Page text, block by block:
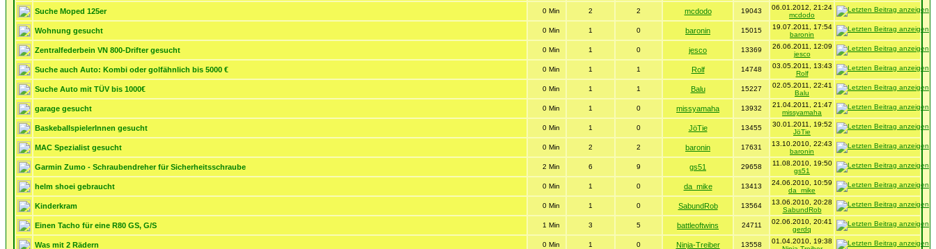
Suche Moped 125er 0 Min 2 2 mcdodo 19043
06.01.2012, 21:24
mcdodo
Wohnung gesucht 0 Min 1 0 baronin 15015
19.07.2011, 17:54
baronin
Zentralfederbein VN 800-Drifter gesucht 0 Min 1 0 jesco 13369
26.06.2011, 12:09
jesco
Suche auch Auto: Kombi oder golfähnlich bis 5000 € 0 Min 1 1 Rolf 14748
03.05.2011, 13:43
Rolf
Suche Auto mit TÜV bis 1000€ 0 Min 1 1 Balu 15227
02.05.2011, 22:41
Balu
garage gesucht 0 Min 1 0 missyamaha 13932
21.04.2011, 21:47
missyamaha
BaskeballspielerInnen gesucht 0 Min 1 0 JöTie 13455
30.01.2011, 19:52
JöTie
MAC Spezialist gesucht 0 Min 2 2 baronin 17631
13.10.2010, 22:43
baronin
Garmin Zumo - Schraubendreher für Sicherheitsschraube 2 Min 6 9 gs51 29658
11.08.2010, 19:50
gs51
helm shoei gebraucht 0 Min 1 0 da_mike 13413
24.06.2010, 10:59
da_mike
Kinderkram 0 Min 1 0 SabundRob 13564
13.06.2010, 20:28
SabundRob
Einen Tacho für eine R80 GS, G/S 1 Min 3 5 battleoftwins 24711
02.06.2010, 20:41
gerdq
Was mit 2 Rädern 0 Min 1 0 Ninja-Treiber 13558
01.04.2010, 19:38